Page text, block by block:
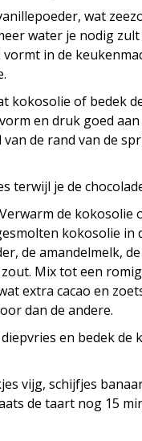
wat
water je nodig
in de
kokosolie of bedek
en druk goed
de rand van de
terwijl je de
de
kokosolie in
de amandelmelk,
Mix tot een
extra cacao en
dan de andere.
en bedek de
vijg, schijfjes
de taart nog 15